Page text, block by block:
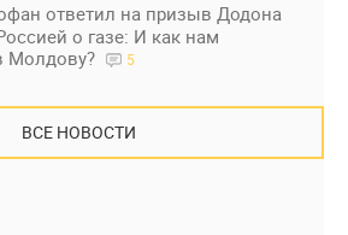
ответил на призыв Додона
о газе: И как нам
Молдову?
5
ВСЕ НОВОСТИ